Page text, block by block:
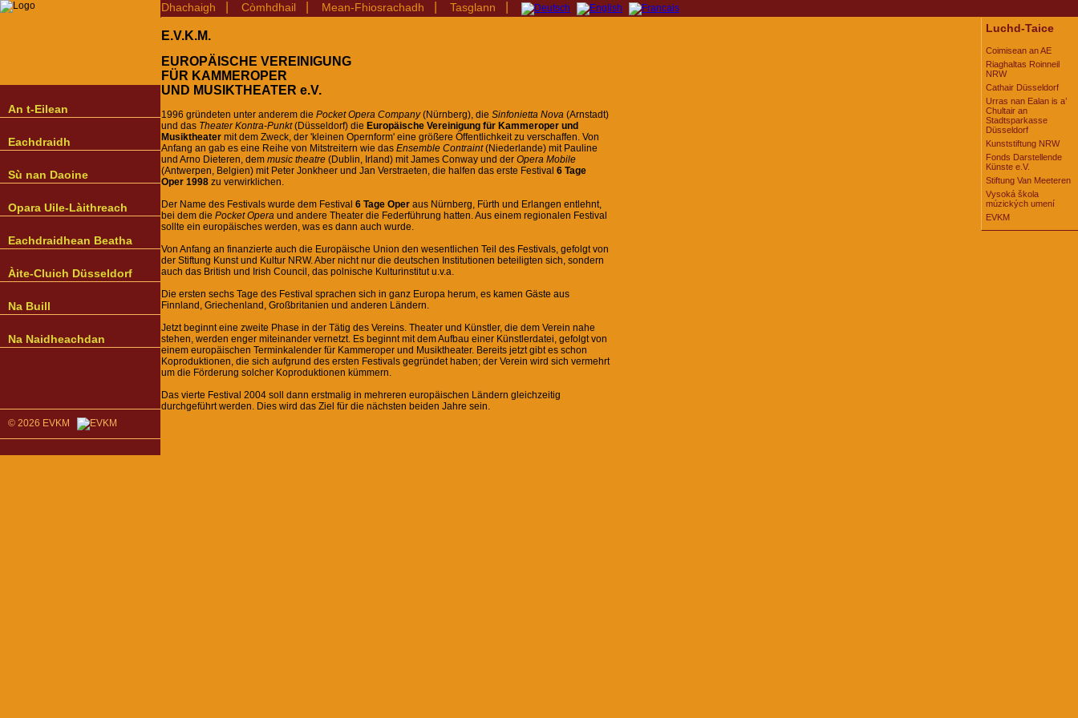
An t-Eilean
Eachdraidh
Sù nan Daoine
Opara Uile-Làithreach
Eachdraidhean Beatha
Àite-Cluich Düsseldorf
Na Buill
Na Naidheachdan
© 2026 EVKM
Dhachaigh Còmhdhail Mean-Fhiosrachadh Tasglann
E.V.K.M.
EUROPÄISCHE VEREINIGUNG
FÜR KAMMEROPER
UND MUSIKTHEATER e.V.
1996 gründeten unter anderem die Pocket Opera Company(Nürnberg), die Sinfonietta Nova (Arnstadt)
und das Theater Kontra-Punkt(Düsseldorf) die Europäische Vereinigung für Kammeroper und
Musiktheater mit dem Zweck, der 'kleinen Opernform' eine größere Öffentlichkeit zu verschaffen. Von
Anfang an gab es eine Reihe von Mitstreitern wie das Ensemble Contraint(Niederlande) mit Pauline
und Arno Dieteren, dem music theatre (Dublin, Irland) mit James Conway und der Opera Mobile
(Antwerpen, Belgien) mit Peter Jonkheer und Jan Verstraeten, die halfen das erste Festival 6 Tage
Oper 1998 zu verwirklichen.
Der Name des Festivals wurde dem Festival 6 Tage Oper aus Nürnberg, Fürth und Erlangen entlehnt,
bei dem die Pocket Opera und andere Theater die Federführung hatten. Aus einem regionalen Festival
sollte ein europäisches werden, was es dann auch wurde.
Von Anfang an finanzierte auch die Europäische Union den wesentlichen Teil des Festivals, gefolgt von
der Stiftung Kunst und Kultur NRW. Aber nicht nur die deutschen Institutionen beteiligten sich, sondern
auch das British und Irish Council, das polnische Kulturinstitut u.v.a.
Die ersten sechs Tage des Festival sprachen sich in ganz Europa herum, es kamen Gäste aus
Finnland, Griechenland, Großbritanien und anderen Ländern.
Jetzt beginnt eine zweite Phase in der Tätig des Vereins. Theater und Künstler, die dem Verein nahe
stehen, werden enger miteinander vernetzt. Es beginnt mit dem Aufbau einer Künstlerdatei, gefolgt von
einem europäischen Terminkalender für Kammeroper und Musiktheater. Bereits jetzt gibt es schon
Koproduktionen, die sich aufgrund des ersten Festivals gegründet haben; der Verein wird sich vermehrt
um die Förderung solcher Koproduktionen kümmern.
Das vierte Festival 2004 soll dann erstmalig in mehreren europäischen Ländern gleichzeitig
durchgeführt werden. Dies wird das Ziel für die nächsten beiden Jahre sein.
Luchd-Taice
Coimisean an AE
Riaghaltas Roinneil
NRW
Cathair Düsseldorf
Urras nan Ealan is a’
Chultair an
Stadtsparkasse
Düsseldorf
Kunststiftung NRW
Fonds Darstellende
Künste e.V.
Stiftung Van Meeteren
Vysoká škola
múzických umení
EVKM